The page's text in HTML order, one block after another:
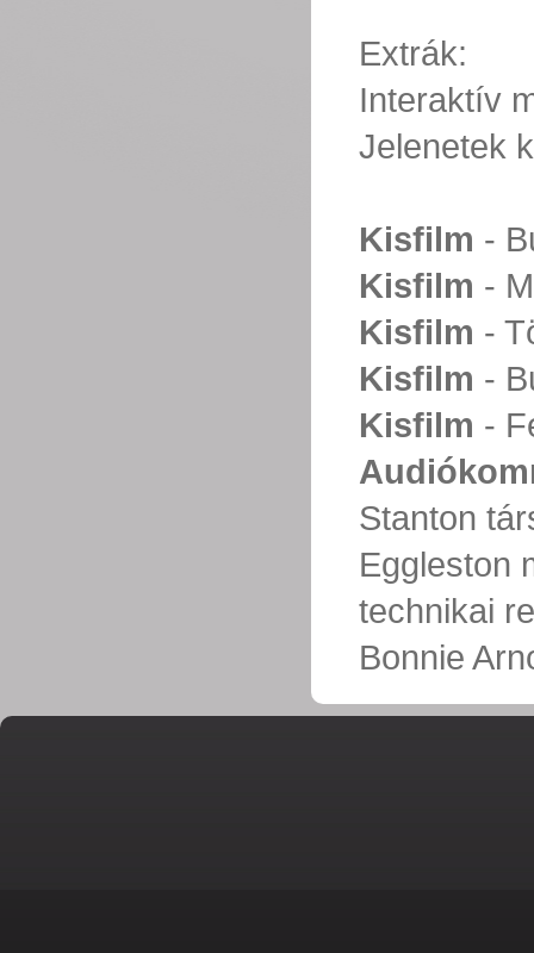
Extrák:
Interaktív
Jelenetek
Kisfilm -
Kisfilm -
Kisfilm -
Kisfilm -
Kisfilm -
Stanton
Eggleston
technikai
Bonnie